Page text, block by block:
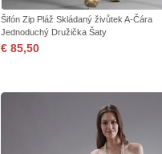
Šifón Zip Pláž Skládaný živůtek A-Čára
Jednoduchý Družička Šaty
€ 85,50